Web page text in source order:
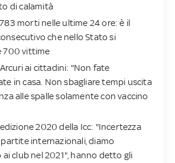
di calamità
morti nelle ultime 24 ore: è il
che nello Stato si
700 vittime
ai cittadini: "Non fate
in casa. Non sbagliare tempi uscita
alle spalle solamente con vaccino
2020 della Icc: "Incertezza
internazionali, diamo
club nel 2021", hanno detto gli